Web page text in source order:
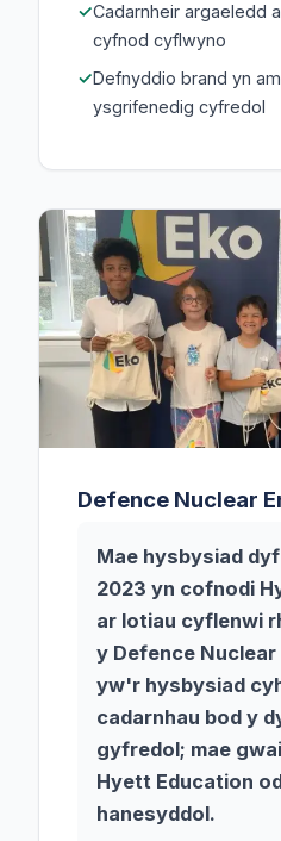
Cadarnheir argaeledd
cyfnod cyflwyno
Defnyddio brand yn
ysgrifenedig cyfredol
Defence Nuclear
Mae hysbysiad
2023 yn cofnodi
ar lotiau cyflenwi
y Defence
yw'r hysbysiad
cadarnhau bod y
gyfredol; mae
Hyett Education
hanesyddol.